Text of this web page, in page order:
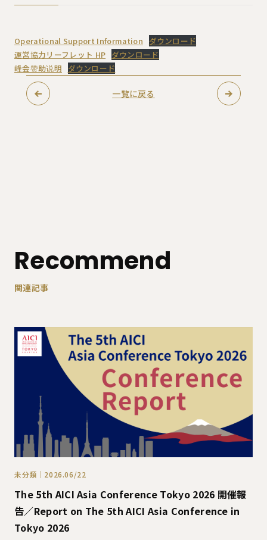
Operational Support Information
ダウンロード
運営協力リーフレット HP ダウンロード
峰会赞助说明
ダウンロード
一覧に戻る
Recommend
関連記事
未分類｜2026.06/22
The 5th AICI Asia Conference Tokyo 2026 開催報
告／Report on The 5th AICI Asia Conference in
Tokyo 2026